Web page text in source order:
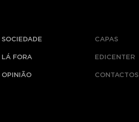
SOCIEDADE
LÁ FORA
OPINIÃO
CAPAS
EDICENTER
CONTACTOS